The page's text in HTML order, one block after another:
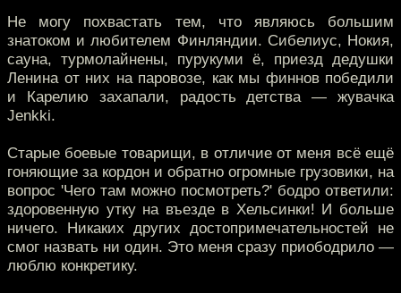
Не могу похвастать тем, что являюсь большим
знатоком и любителем Финляндии. Сибелиус, Нокия,
сауна, турмолайнены, пурукуми ё, приезд дедушки
Ленина от них на паровозе, как мы финнов победили
и Карелию захапали, радость детства — жувачка
Jenkki.
Старые боевые товарищи, в отличие от меня всё ещё
гоняющие за кордон и обратно огромные грузовики, на
вопрос 'Чего там можно посмотреть?' бодро ответили:
здоровенную утку на въезде в Хельсинки! И больше
ничего. Никаких других достопримечательностей не
смог назвать ни один. Это меня сразу приободрило —
люблю конкретику.